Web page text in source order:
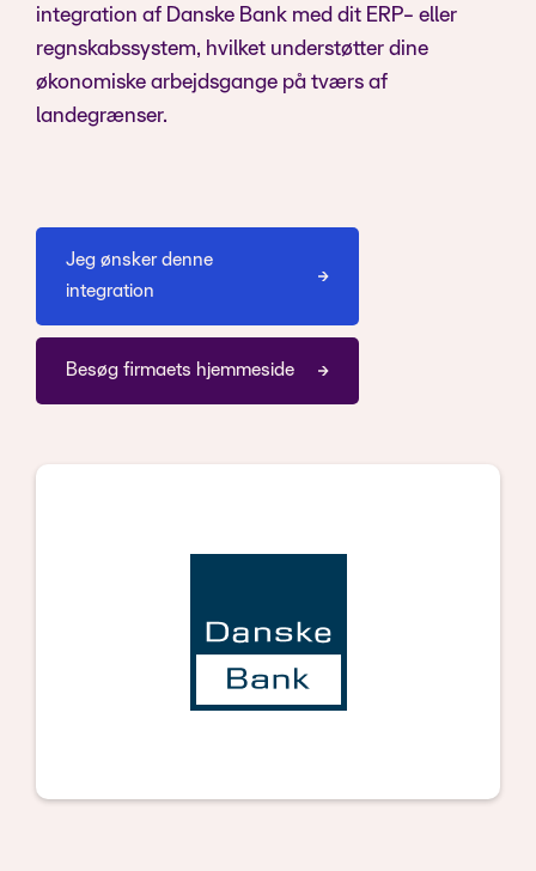
integration af Danske Bank med dit ERP- eller
regnskabssystem, hvilket understøtter dine
økonomiske arbejdsgange på tværs af
landegrænser.
Jeg ønsker denne
integration
Besøg firmaets hjemmeside